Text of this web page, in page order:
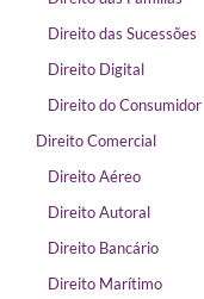
Direito das Sucessões
Direito Digital
Direito do Consumidor
Direito Comercial
Direito Aéreo
Direito Autoral
Direito Bancário
Direito Marítimo